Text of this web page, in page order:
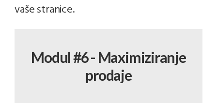
vaše stranice.
Modul #6 - Maximiziranje
prodaje